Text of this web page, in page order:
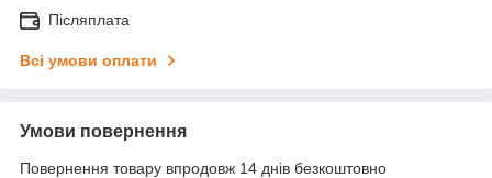
Післяплата
Всі умови оплати
Умови повернення
Повернення товару впродовж 14 днів безкоштовно